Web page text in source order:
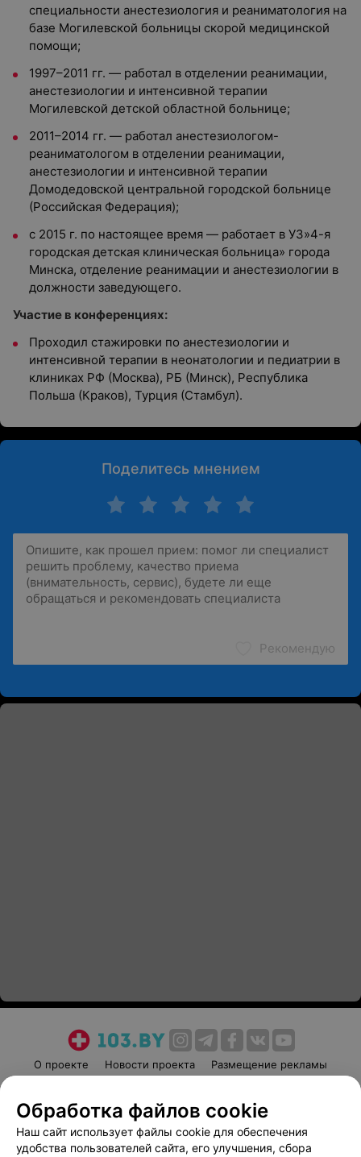
специальности анестезиология и реаниматология на
базе Могилевской больницы скорой медицинской
помощи;
1997–2011 гг. — работал в отделении реанимации,
анестезиологии и интенсивной терапии
Могилевской детской областной больнице;
2011–2014 гг. — работал анестезиологом-
реаниматологом в отделении реанимации,
анестезиологии и интенсивной терапии
Домодедовской центральной городской больнице
(Российская Федерация);
с 2015 г. по настоящее время — работает в УЗ»4-я
городская детская клиническая больница» города
Минска, отделение реанимации и анестезиологии в
должности заведующего.
Участие в конференциях:
Проходил стажировки по анестезиологии и
интенсивной терапии в неонатологии и педиатрии в
клиниках РФ (Москва), РБ (Минск), Республика
Польша (Краков), Турция (Стамбул).
Поделитесь мнением
Рекомендую
О проекте Новости проекта
Размещение рекламы
Пользовательское соглашение
Способы оплаты
Вакансии
Партнеры
Обработка файлов cookie
Наш сайт использует файлы cookie для обеспечения
удобства пользователей сайта, его улучшения, сбора